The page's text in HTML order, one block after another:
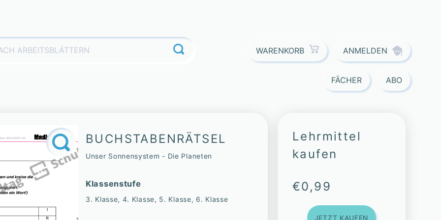
WARENKORB ANMELDEN
FÄCHER ABO
BUCHSTABENRÄTSEL
Unser Sonnensystem - Die Planeten
Klassenstufe
3. Klasse, 4. Klasse, 5. Klasse, 6. Klasse
Lehrmittel
kaufen
€0,99
JETZT KAUFEN